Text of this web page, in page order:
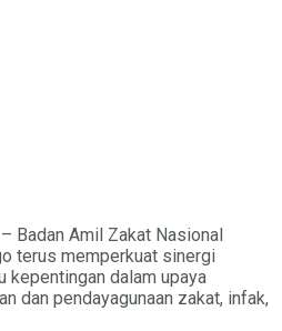
Badan Amil Zakat Nasional
terus memperkuat sinergi
kepentingan dalam upaya
dan pendayagunaan zakat, infak,